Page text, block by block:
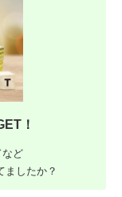
！
など
ましたか？